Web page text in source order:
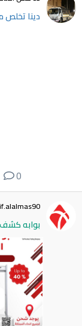
دينا تخلص من
0
بوابه كشف